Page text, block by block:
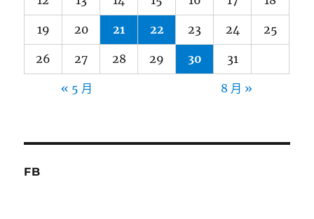
19 20 21 22 23 24 25
26 27 28 29 30 31
« 5 月 8 月 »
FB